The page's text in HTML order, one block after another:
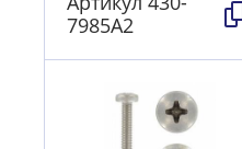
7985А2